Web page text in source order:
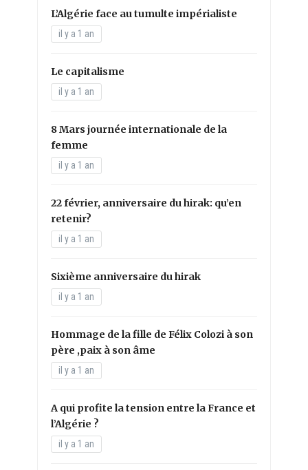
L’Algérie face au tumulte impérialiste
il y a 1 an
Le capitalisme
il y a 1 an
8 Mars journée internationale de la
femme
il y a 1 an
22 février, anniversaire du hirak: qu’en
retenir?
il y a 1 an
Sixième anniversaire du hirak
il y a 1 an
Hommage de la fille de Félix Colozi à son
père ,paix à son âme
il y a 1 an
A qui profite la tension entre la France et
l’Algérie ?
il y a 1 an